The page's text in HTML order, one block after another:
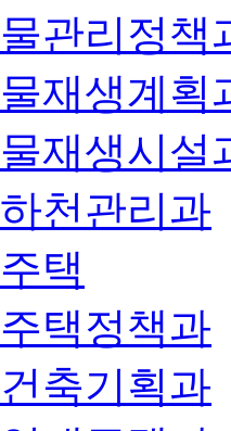
물관리정책
물재생계획
물재생시설
하천관리과
주택
주택정책과
건축기획과